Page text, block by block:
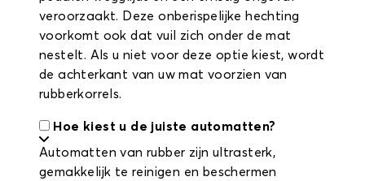
veroorzaakt. Deze onberispelijke hechting
voorkomt ook dat vuil zich onder de mat
nestelt. Als u niet voor deze optie kiest, wordt
de achterkant van uw mat voorzien van
rubberkorrels.
Hoe kiest u de juiste automatten?
Automatten van rubber zijn ultrasterk,
gemakkelijk te reinigen en beschermen